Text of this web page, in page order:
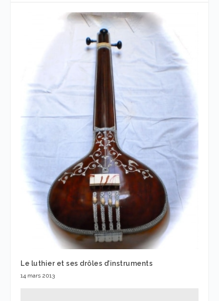
Le luthier et ses drôles d’instruments
14 mars 2013